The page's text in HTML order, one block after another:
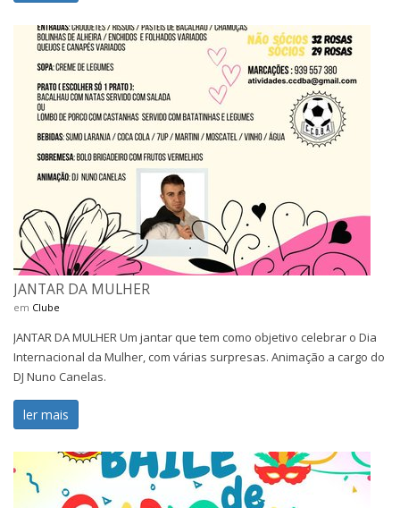
JANTAR DA MULHER
em Clube
JANTAR DA MULHER Um jantar que tem como objetivo celebrar o Dia
Internacional da Mulher, com várias surpresas. Animação a cargo do
DJ Nuno Canelas.
ler mais